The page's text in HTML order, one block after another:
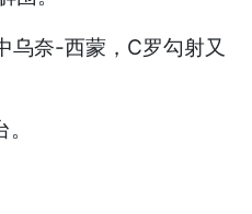
乌奈-西蒙，C罗勾射又